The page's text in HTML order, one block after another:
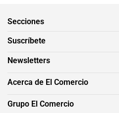
Secciones
Suscríbete
Newsletters
Acerca de El Comercio
Grupo El Comercio